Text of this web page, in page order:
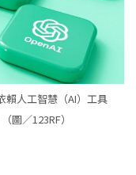
賴人工智慧（AI）工具
圖／123RF）